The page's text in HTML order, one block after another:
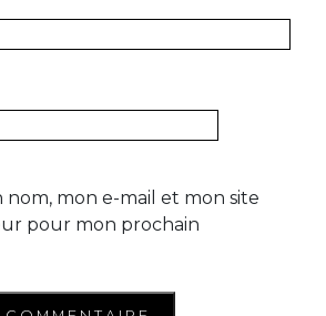
mon e-mail et mon site
pour mon prochain